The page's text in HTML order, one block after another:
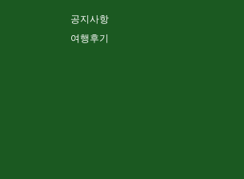
공지사항
여행후기